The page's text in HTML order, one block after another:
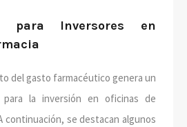
para Inversores en
del gasto farmacéutico genera un
para la inversión en oficinas de
continuación, se destacan algunos